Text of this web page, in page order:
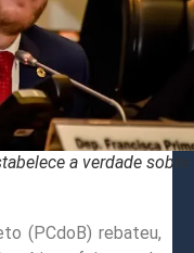
a verdade sobre
(PCdoB) rebateu,